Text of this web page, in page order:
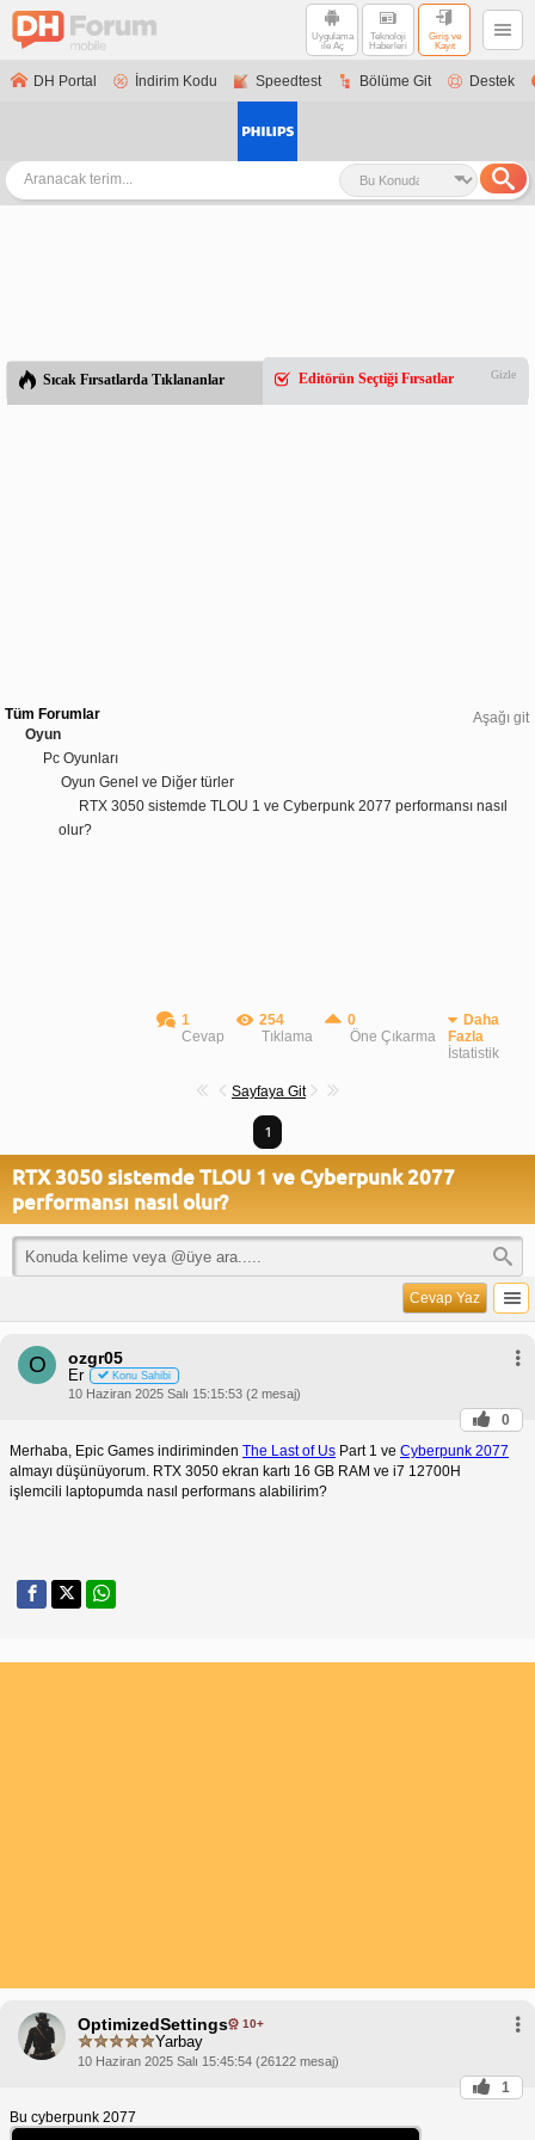
Uygulama
ile Aç
Teknoloji
Haberleri
Giriş ve
Kayıt
DH Portal İndirim Kodu Speedtest Bölüme Git Destek
Sıcak Fırsatlarda Tıklananlar Editörün Seçtiği Fırsatlar Gizle
Aşağı git
Tüm Forumlar
Oyun
Pc Oyunları
Oyun Genel ve Diğer türler
RTX 3050 sistemde TLOU 1 ve Cyberpunk 2077 performansı nasıl
olur?
1
Cevap
254
Tıklama
0
Öne Çıkarma
Daha
Fazla
İstatistik
Sayfaya Git
1
RTX 3050 sistemde TLOU 1 ve Cyberpunk 2077
performansı nasıl olur?
Cevap Yaz
O ozgr05
Er Konu Sahibi
10 Haziran 2025 Salı 15:15:53 (2 mesaj)
0
Merhaba, Epic Games indiriminden The Last of Us Part 1 ve Cyberpunk 2077
almayı düşünüyorum. RTX 3050 ekran kartı 16 GB RAM ve i7 12700H
işlemcili laptopumda nasıl performans alabilirim?
OptimizedSettings 10+
Yarbay
10 Haziran 2025 Salı 15:45:54 (26122 mesaj)
1
Bu cyberpunk 2077